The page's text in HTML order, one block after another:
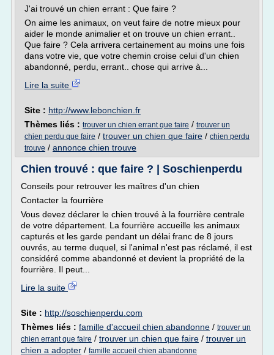
J'ai trouvé un chien errant : Que faire ?
On aime les animaux, on veut faire de notre mieux pour
aider le monde animalier et on trouve un chien errant..
Que faire ? Cela arrivera certainement au moins une fois
dans votre vie, que votre chemin croise celui d'un chien
abandonné, perdu, errant.. chose qui arrive à...
Lire la suite
Site : http://www.lebonchien.fr
Thèmes liés : trouver un chien errant que faire / trouver un
chien perdu que faire / trouver un chien que faire / chien perdu
trouve / annonce chien trouve
Chien trouvé : que faire ? | Soschienperdu
Conseils pour retrouver les maîtres d'un chien
Contacter la fourrière
Vous devez déclarer le chien trouvé à la fourrière centrale
de votre département. La fourrière accueille les animaux
capturés et les garde pendant un délai franc de 8 jours
ouvrés, au terme duquel, si l'animal n'est pas réclamé, il est
considéré comme abandonné et devient la propriété de la
fourrière. Il peut...
Lire la suite
Site : http://soschienperdu.com
Thèmes liés : famille d'accueil chien abandonne / trouver un
chien errant que faire / trouver un chien que faire / trouver un
chien a adopter / famille accueil chien abandonne